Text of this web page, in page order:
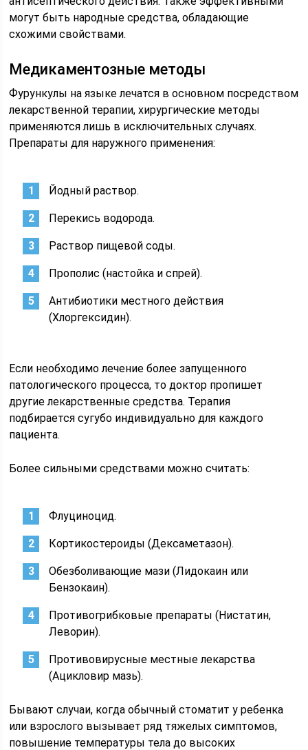
могут быть народные средства, обладающие
схожими свойствами.
Медикаментозные методы
Фурункулы на языке лечатся в основном посредством
лекарственной терапии, хирургические методы
применяются лишь в исключительных случаях.
Препараты для наружного применения:
Йодный раствор.
Перекись водорода.
Раствор пищевой соды.
Прополис (настойка и спрей).
Антибиотики местного действия
(Хлоргексидин).
Если необходимо лечение более запущенного
патологического процесса, то доктор пропишет
другие лекарственные средства. Терапия
подбирается сугубо индивидуально для каждого
пациента.
Более сильными средствами можно считать:
Флуциноцид.
Кортикостероиды (Дексаметазон).
Обезболивающие мази (Лидокаин или
Бензокаин).
Противогрибковые препараты (Нистатин,
Леворин).
Противовирусные местные лекарства
(Ацикловир мазь).
Бывают случаи, когда обычный стоматит у ребенка
или взрослого вызывает ряд тяжелых симптомов,
повышение температуры тела до высоких